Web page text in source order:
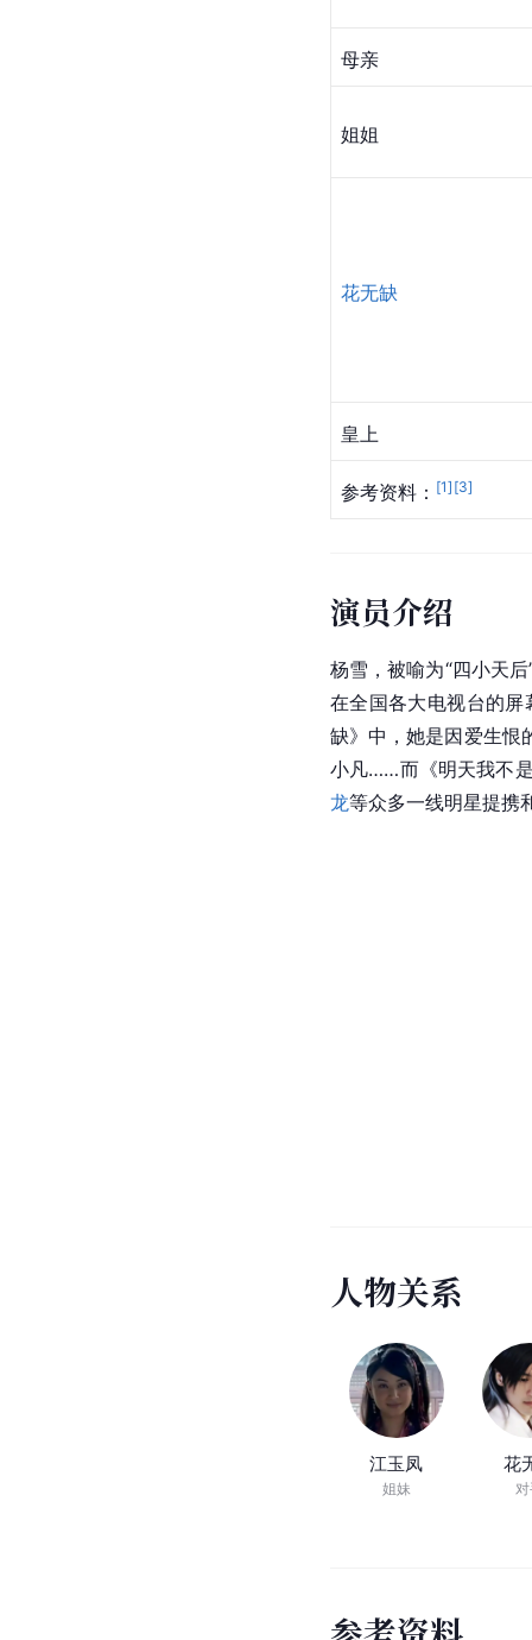
母亲
姐姐
花无缺
皇上
参考资料： [1] [3]
演员介绍
杨雪 ，被喻为“四小天
在全国各大电视台的
缺》中，她是因爱生恨
小凡……而《明天我不
龙等众多一线明星提携
人物关系
江玉凤
姐妹
花